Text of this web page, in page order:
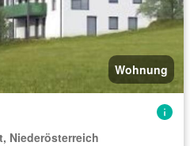
Wohnung
Niederösterreich